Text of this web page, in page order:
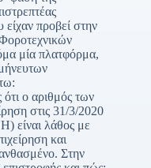
είχαν προβεί στην
μία πλατφόρμα,
ο αριθμός των
στις 31/3/2020
είναι λάθος με
και
Στην